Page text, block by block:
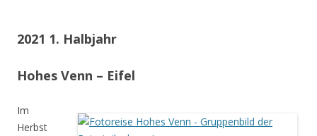
2021 1. Halbjahr
Hohes Venn – Eifel
Im
Herbst